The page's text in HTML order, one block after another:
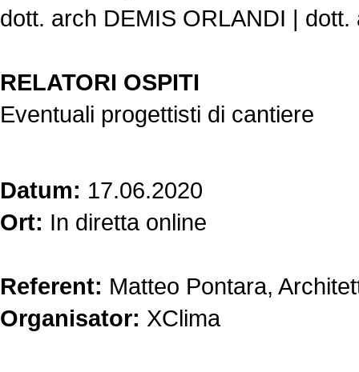
dott. arch DEMIS ORLANDI |
RELATORI OSPITI
Eventuali progettisti di cantiere
Datum: 17.06.2020
Ort: In diretta online
Referent: Matteo Pontara,
Organisator: XClima